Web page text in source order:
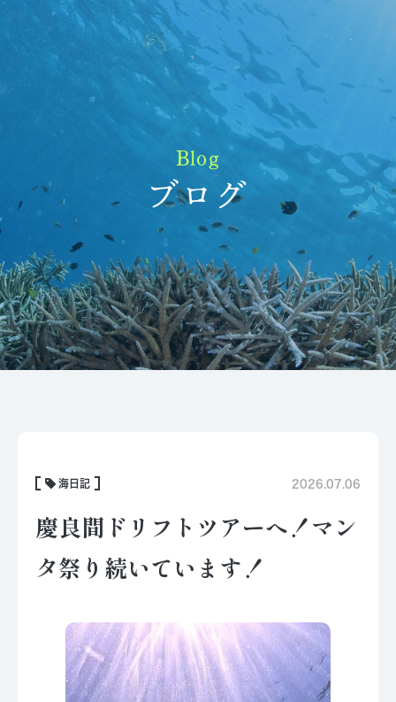
Blog
ブログ
海日記 2026.07.06
慶良間ドリフトツアーへ！マン
タ祭り続いています！